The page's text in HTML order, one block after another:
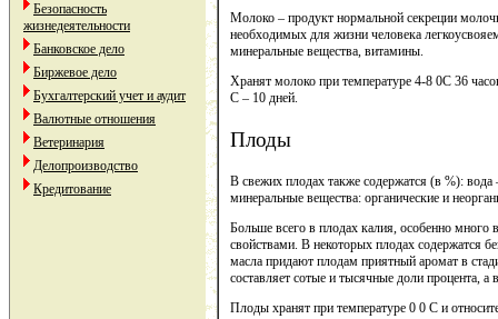
Безопасность
жизнедеятельности
Банковское дело
Биржевое дело
Бухгалтерский учет и аудит
Валютные отношения
Ветеринария
Делопроизводство
Кредитование
Молоко – продукт нормальной секреции
необходимых для жизни человека
минеральные вещества, витамины.
Хранят молоко при температуре 4-8 0С 36
С – 10 дней.
Плоды
В свежих плодах также содержатся (в %): вода
минеральные вещества: органические и
Больше всего в плодах калия, особенно
свойствами. В некоторых плодах содержатся
масла придают плодам приятный аромат в
составляет сотые и тысячные доли процента,
Плоды хранят при температуре 0 0 С и